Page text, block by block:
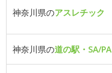
神奈川県のアスレチック
神奈川県の道の駅・SA/PA